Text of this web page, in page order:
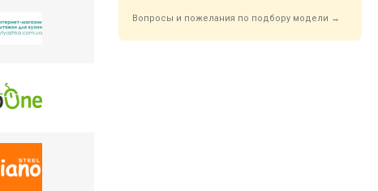
Вопросы и пожелания по подбору модели →